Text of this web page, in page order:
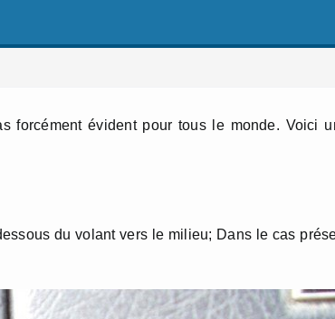
forcément évident pour tous le monde. Voici
du volant vers le milieu; Dans le cas